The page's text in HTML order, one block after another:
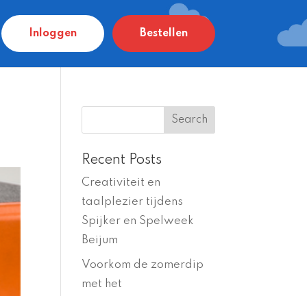
Inloggen Bestellen
Recent Posts
Creativiteit en
taalplezier tijdens
Spijker en Spelweek
Beijum
Voorkom de zomerdip
met het